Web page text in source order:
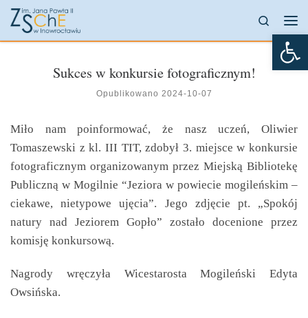
Przejdź do treści
Search
Sukces w konkursie fotograficznym!
Opublikowano 2024-10-07
Miło nam poinformować, że nasz uczeń, Oliwier
Tomaszewski z kl. III TIT, zdobył 3. miejsce w konkursie
fotograficznym organizowanym przez Miejską Bibliotekę
Publiczną w Mogilnie “Jeziora w powiecie mogileńskim –
ciekawe, nietypowe ujęcia”. Jego zdjęcie pt. „Spokój
natury nad Jeziorem Gopło” zostało docenione przez
komisję konkursową.
Nagrody wręczyła Wicestarosta Mogileński Edyta
Owsińska.